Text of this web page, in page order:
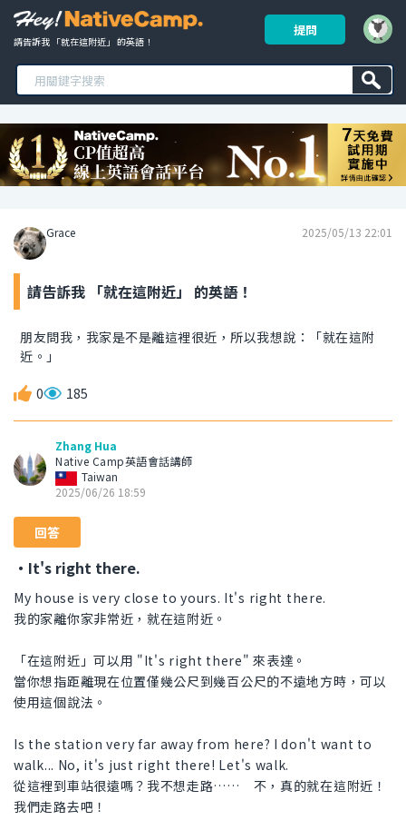
請告訴我 「就在這附近」 的英語！
提問
Grace 2025/05/13 22:01
請告訴我 「就在這附近」 的英語！
朋友問我，我家是不是離這裡很近，所以我想說：「就在這附
近。」
0 185
Zhang Hua
Native Camp英語會話講師
Taiwan
2025/06/26 18:59
回答
・It's right there.
My house is very close to yours. It's right there.
我的家離你家非常近，就在這附近。
「在這附近」可以用 "It's right there" 來表達。
當你想指距離現在位置僅幾公尺到幾百公尺的不遠地方時，可以
使用這個說法。
Is the station very far away from here? I don't want to
walk... No, it's just right there! Let's walk.
從這裡到車站很遠嗎？我不想走路…… 不，真的就在這附近！
我們走路去吧！